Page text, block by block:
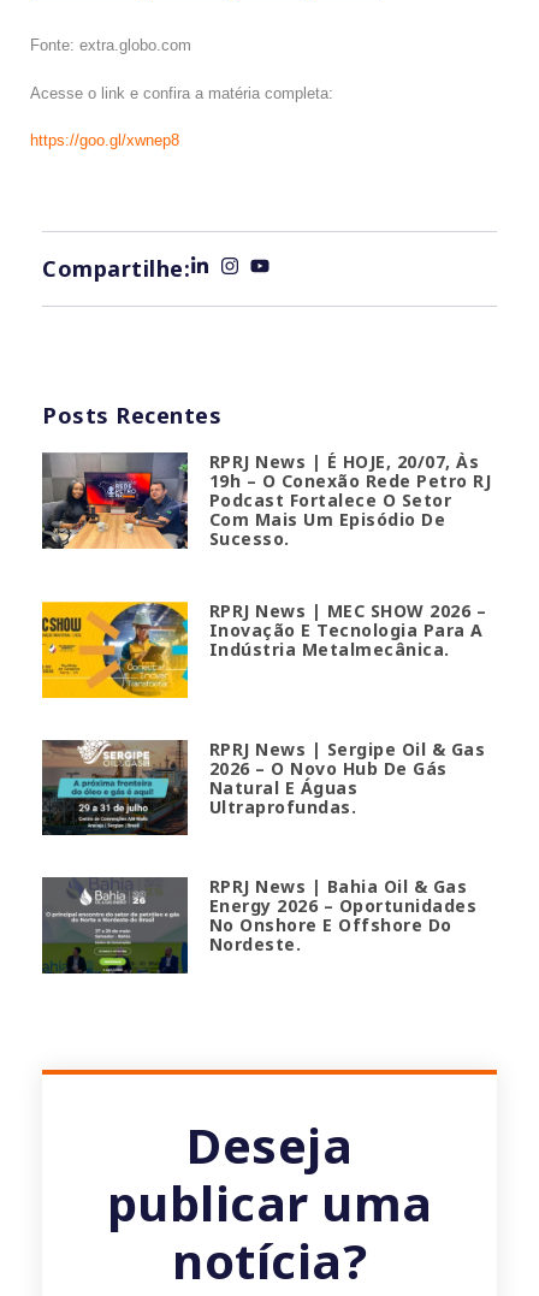
Fonte: extra.globo.com
Acesse o link e confira a matéria completa:
https://goo.gl/xwnep8
Compartilhe:
Posts Recentes
RPRJ News | É HOJE, 20/07, Às
19h – O Conexão Rede Petro RJ
Podcast Fortalece O Setor
Com Mais Um Episódio De
Sucesso.
RPRJ News | MEC SHOW 2026 –
Inovação E Tecnologia Para A
Indústria Metalmecânica.
RPRJ News | Sergipe Oil & Gas
2026 – O Novo Hub De Gás
Natural E Águas
Ultraprofundas.
RPRJ News | Bahia Oil & Gas
Energy 2026 – Oportunidades
No Onshore E Offshore Do
Nordeste.
Deseja
publicar uma
notícia?